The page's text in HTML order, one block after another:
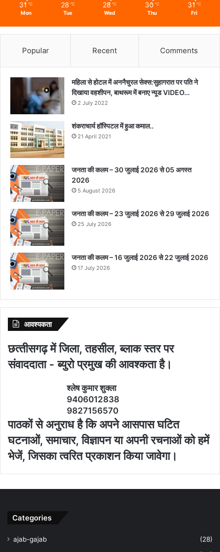
31 ℃
Mon
28 ℃
Tue
28 ℃
Wed
30 ℃
Thu
31 ℃
Fri
Popular Recent Comments
महिला से होटल में अननैचुरल सेक्स:सुहागरात पर पति ने
दिखाया वहशीपन, बाथरूम में बनाए न्यूड VIDEO…
2 July 2022
शंकराचार्य हॉस्पिटल में हुआ कमाल..
21 April 2021
जनता की कलम – 30 जुलाई 2026 से 05 अगस्त
2026
5 August 2026
जनता की कलम – 23 जुलाई 2026 से 29 जुलाई 2026
25 July 2026
जनता की कलम – 16 जुलाई 2026 से 22 जुलाई 2026
17 July 2026
आवश्‍यकता
छत्‍तीसगढ़ में जिला, तहसील, ब्‍लाक स्‍तर पर
संवाददाता - ब्‍युरो प्रमुख की आवश्‍कता है।
श्‍लेष कुमार शुक्‍ला
9406012838
9827156570
पाठकों से अनुराध है कि अपने आसपास घटित
घटनाओं, समाचार, विज्ञापन या अपनी रचनाओं को हमें
भेजें, जिसका त्‍वरित प्रकाशन किया जावेगा।
Categories
ajab-gajab
(28)